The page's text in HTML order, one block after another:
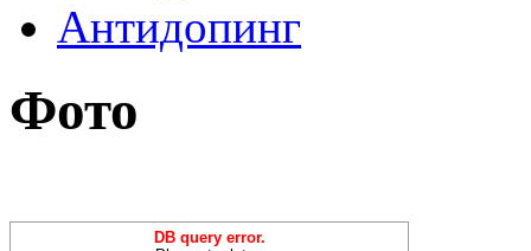
Антидопинг
Фото
DB query error.